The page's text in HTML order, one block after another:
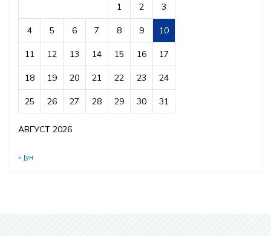
АВГУСТ 2026
1 2 3
4 5 6 7 8 9 10
11 12 13 14 15 16 17
18 19 20 21 22 23 24
25 26 27 28 29 30 31
« Јун